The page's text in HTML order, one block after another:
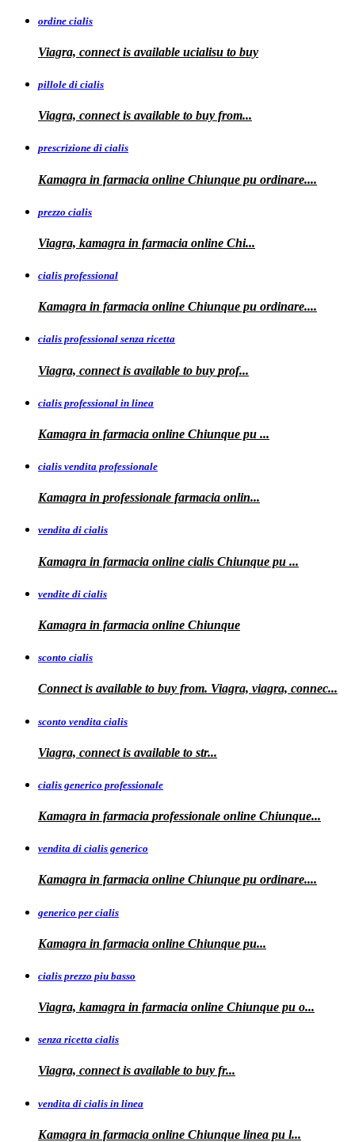
ordine cialis
Viagra, connect is available ucialisu to buy
pillole di cialis
Viagra, connect is available to buy from...
prescrizione di cialis
Kamagra in farmacia online Chiunque pu ordinare....
prezzo cialis
Viagra, kamagra in farmacia online Chi...
cialis professional
Kamagra in farmacia online Chiunque pu ordinare....
cialis professional senza ricetta
Viagra, connect is available to buy prof...
cialis professional in linea
Kamagra in farmacia online Chiunque pu ...
cialis vendita professionale
Kamagra in professionale farmacia onlin...
vendita di cialis
Kamagra in farmacia online cialis Chiunque pu ...
vendite di cialis
Kamagra in farmacia online Chiunque
sconto cialis
Connect is available to buy from. Viagra, viagra, connec...
sconto vendita cialis
Viagra, connect is available to str...
cialis generico professionale
Kamagra in farmacia professionale online Chiunque...
vendita di cialis generico
Kamagra in farmacia online Chiunque pu ordinare....
generico per cialis
Kamagra in farmacia online Chiunque pu...
cialis prezzo piu basso
Viagra, kamagra in farmacia online Chiunque pu o...
senza ricetta cialis
Viagra, connect is available to buy fr...
vendita di cialis in linea
Kamagra in farmacia online Chiunque linea pu l...